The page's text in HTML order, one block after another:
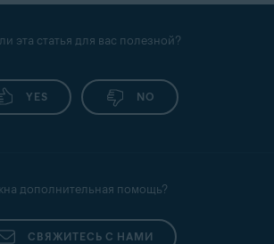
эта статья для вас полезной?
YES NO
дополнительная помощь?
СВЯЖИТЕСЬ С НАМИ